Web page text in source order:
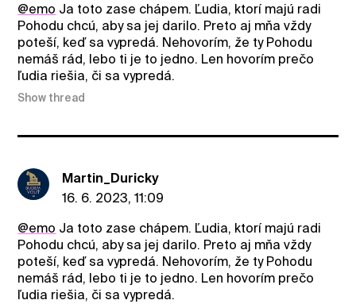
@emo Ja toto zase chápem. Ľudia, ktorí majú radi
Pohodu chcú, aby sa jej darilo. Preto aj mňa vždy
poteší, keď sa vypredá. Nehovorím, že ty Pohodu
nemáš rád, lebo ti je to jedno. Len hovorím prečo
ľudia riešia, či sa vypredá.
Show thread
Martin_Duricky
16. 6. 2023, 11:09
@emo Ja toto zase chápem. Ľudia, ktorí majú radi
Pohodu chcú, aby sa jej darilo. Preto aj mňa vždy
poteší, keď sa vypredá. Nehovorím, že ty Pohodu
nemáš rád, lebo ti je to jedno. Len hovorím prečo
ľudia riešia, či sa vypredá.